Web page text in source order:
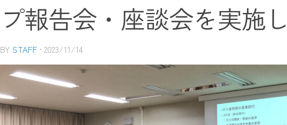
プ報告会・座談会を実施
BY STAFF · 2023/11/14